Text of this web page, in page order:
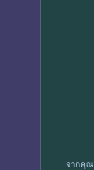
จากคุณ